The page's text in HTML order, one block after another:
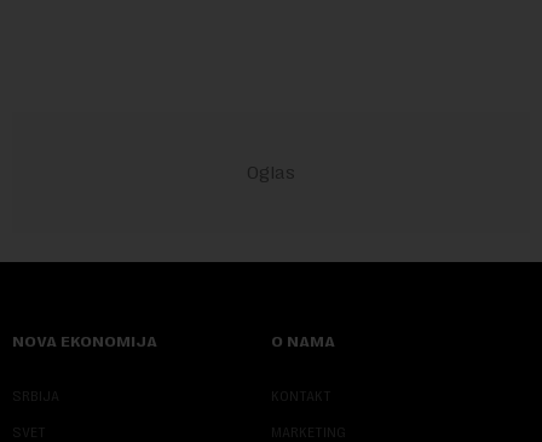
NOVA EKONOMIJA
SRBIJA
SVET
O NAMA
KONTAKT
MARKETING